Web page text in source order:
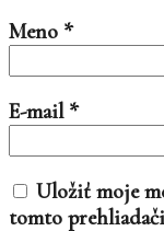
Meno *
E-mail *
Uložiť moje
tomto